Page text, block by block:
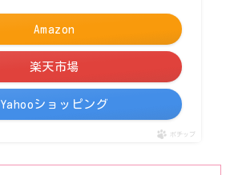
Amazon
楽天市場
Yahooショッピング
ポチップ